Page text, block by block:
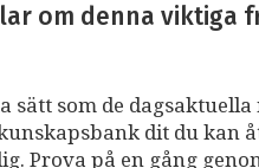
om denna viktiga
som de
dit du kan
Prova på en gång